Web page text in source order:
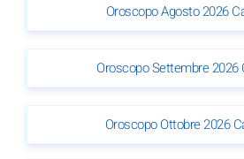
Oroscopo Agosto 2026
Oroscopo Settembre 2026
Oroscopo Ottobre 2026